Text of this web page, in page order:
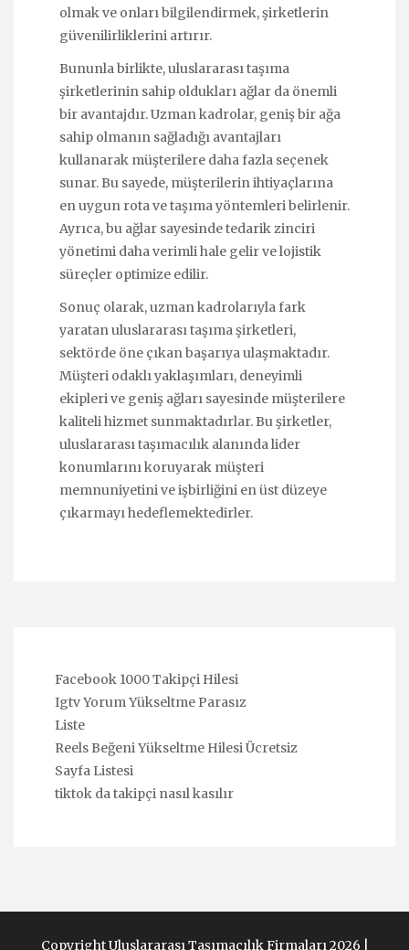
olmak ve onları bilgilendirmek, şirketlerin
güvenilirliklerini artırır.
Bununla birlikte, uluslararası taşıma
şirketlerinin sahip oldukları ağlar da önemli
bir avantajdır. Uzman kadrolar, geniş bir ağa
sahip olmanın sağladığı avantajları
kullanarak müşterilere daha fazla seçenek
sunar. Bu sayede, müşterilerin ihtiyaçlarına
en uygun rota ve taşıma yöntemleri belirlenir.
Ayrıca, bu ağlar sayesinde tedarik zinciri
yönetimi daha verimli hale gelir ve lojistik
süreçler optimize edilir.
Sonuç olarak, uzman kadrolarıyla fark
yaratan uluslararası taşıma şirketleri,
sektörde öne çıkan başarıya ulaşmaktadır.
Müşteri odaklı yaklaşımları, deneyimli
ekipleri ve geniş ağları sayesinde müşterilere
kaliteli hizmet sunmaktadırlar. Bu şirketler,
uluslararası taşımacılık alanında lider
konumlarını koruyarak müşteri
memnuniyetini ve işbirliğini en üst düzeye
çıkarmayı hedeflemektedirler.
Facebook 1000 Takipçi Hilesi
Igtv Yorum Yükseltme Parasız
Liste
Reels Beğeni Yükseltme Hilesi Ücretsiz
Sayfa Listesi
tiktok da takipçi nasıl kasılır
Copyright Uluslararası Taşımacılık Firmaları 2026 |